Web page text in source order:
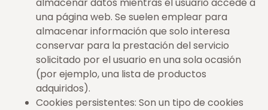
una página web. Se suelen emplear para
almacenar información que solo interesa
conservar para la prestación del servicio
solicitado por el usuario en una sola ocasión
(por ejemplo, una lista de productos
adquiridos).
Cookies persistentes: Son un tipo de cookies